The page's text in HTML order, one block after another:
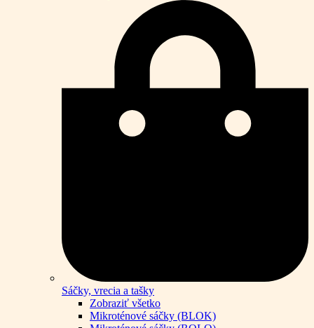
Sáčky, vrecia a tašky
Zobraziť všetko
Mikroténové sáčky (BLOK)